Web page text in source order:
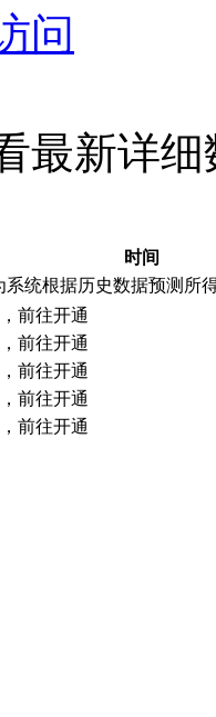
问
最新详细
时间
系统根据历史数据预测所
前往开通
前往开通
前往开通
前往开通
前往开通